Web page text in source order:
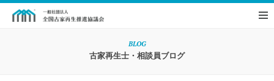
BLOG
古家再生士・相談員ブログ